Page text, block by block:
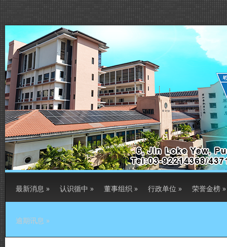
最新消息 » 认识循中 » 董事组织 » 行政单位 » 荣誉金榜 »
逾期讯息 »